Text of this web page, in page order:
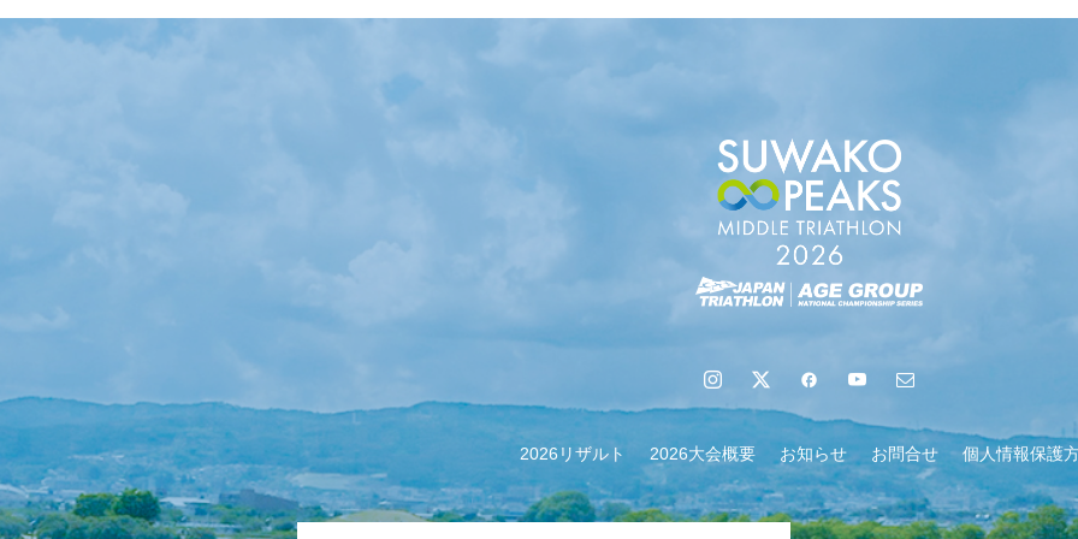
【会議報告】諏訪地域６市町村連絡会議を開催しました
2026リザルト 2026大会概要 お知らせ お問合せ 個人情報保護